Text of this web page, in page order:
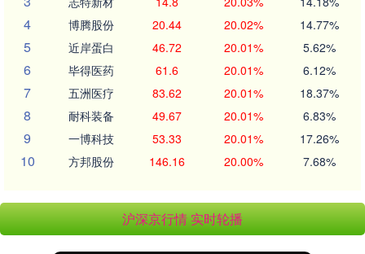
4 博腾股份 20.44 20.02% 14.77%
5 近岸蛋白 46.72 20.01% 5.62%
6 毕得医药 61.6 20.01% 6.12%
7 五洲医疗 83.62 20.01% 18.37%
8 耐科装备 49.67 20.01% 6.83%
9 一博科技 53.33 20.01% 17.26%
10 方邦股份 146.16 20.00% 7.68%
沪深京行情 实时轮播